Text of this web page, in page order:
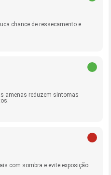
chance de ressecamento e
amenas reduzem sintomas
com sombra e evite exposição